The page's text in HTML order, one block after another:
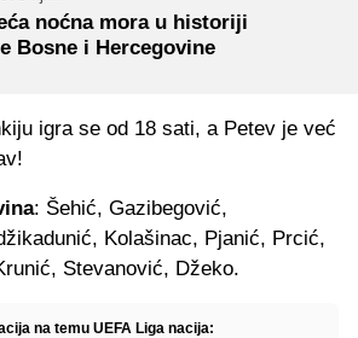
noćna mora u historiji
Bosne i Hercegovine
igra se od 18 sati, a Petev je već
: Šehić, Gazibegović,
Kolašinac, Pjanić, Prcić,
Stevanović, Džeko.
na temu UEFA Liga nacija: